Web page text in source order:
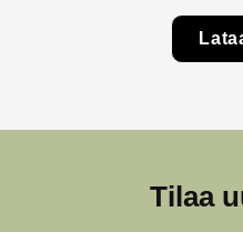
Tilaa